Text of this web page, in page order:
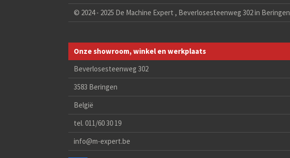
© 2024 - 2025 De Machine Expert , Beverlosesteenweg 302 in Beringen
Onze showroom, winkel en werkplaats
Beverlosesteenweg 302
3583 Beringen
België
tel. 011/60 30 19
info@m-expert.be